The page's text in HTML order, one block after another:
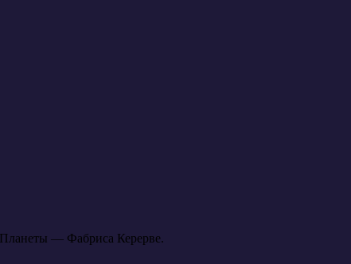
Планеты — Фабриса Керерве.